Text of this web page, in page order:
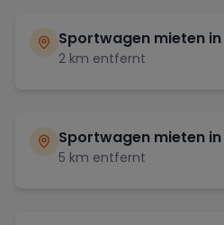
Sportwagen mieten in
2 km entfernt
Sportwagen mieten in
5 km entfernt